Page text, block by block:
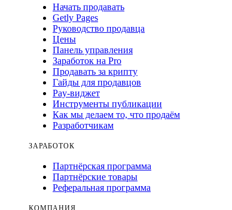
Начать продавать
Getly Pages
Руководство продавца
Цены
Панель управления
Заработок на Pro
Продавать за крипту
Гайды для продавцов
Pay-виджет
Инструменты публикации
Как мы делаем то, что продаём
Разработчикам
ЗАРАБОТОК
Партнёрская программа
Партнёрские товары
Реферальная программа
КОМПАНИЯ